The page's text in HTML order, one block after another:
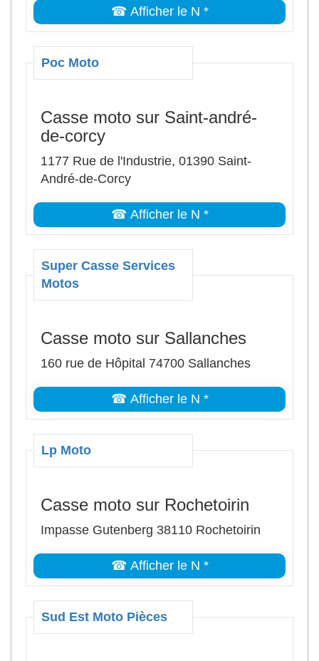
☎ Afficher le N *
Poc Moto
Casse moto sur Saint-andré-
de-corcy
1177 Rue de l'Industrie, 01390 Saint-
André-de-Corcy
☎ Afficher le N *
Super Casse Services
Motos
Casse moto sur Sallanches
160 rue de Hôpital 74700 Sallanches
☎ Afficher le N *
Lp Moto
Casse moto sur Rochetoirin
Impasse Gutenberg 38110 Rochetoirin
☎ Afficher le N *
Sud Est Moto Pièces